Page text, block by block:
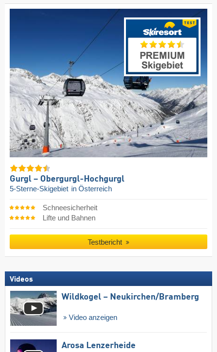
Gurgl – Obergurgl-Hochgurgl
5-Sterne-Skigebiet in Österreich
Schneesicherheit
Lifte und Bahnen
Testbericht
Videos
Wildkogel – Neukirchen/​Bramberg
Video anzeigen
Arosa Lenzerheide